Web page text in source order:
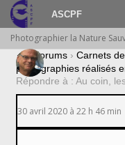
ASCPF
Photographier la Nature
› Forums › Carnets
photographies réalisés
Répondre à : Au coin,
30 avril 2020 à 22 h 46 min